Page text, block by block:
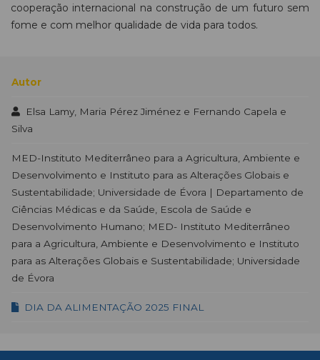
cooperação internacional na construção de um futuro sem
fome e com melhor qualidade de vida para todos.
Autor
Elsa Lamy, Maria Pérez Jiménez e Fernando Capela e
Silva
MED-Instituto Mediterrâneo para a Agricultura, Ambiente e
Desenvolvimento e Instituto para as Alterações Globais e
Sustentabilidade; Universidade de Évora | Departamento de
Ciências Médicas e da Saúde, Escola de Saúde e
Desenvolvimento Humano; MED- Instituto Mediterrâneo
para a Agricultura, Ambiente e Desenvolvimento e Instituto
para as Alterações Globais e Sustentabilidade; Universidade
de Évora
DIA DA ALIMENTAÇÃO 2025 FINAL